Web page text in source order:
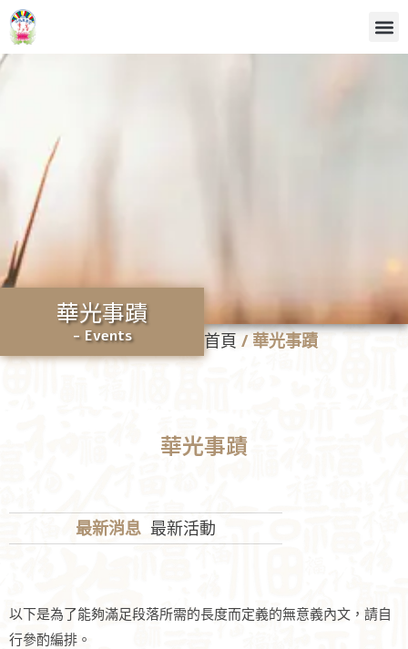
華光事蹟
- Events 首頁 / 華光事蹟
華光事蹟
最新消息 最新活動
以下是為了能夠滿足段落所需的長度而定義的無意義內文，請自
行參酌編排。